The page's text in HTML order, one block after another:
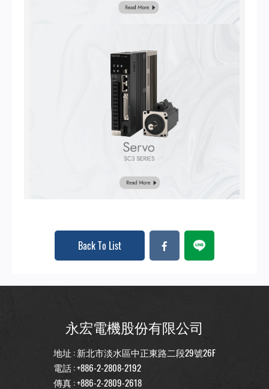
Back To List
永宏電機股份有限公司
地址 : 新北市淡水區中正東路二段29號26F
電話 :+886-2-2808-2192
傳真 : +886-2-2809-2618